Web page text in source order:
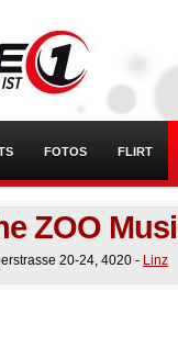
FOTOS FLIRT
ZOO
20-24 4020 - Linz